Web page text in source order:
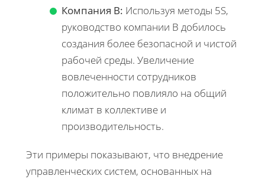
Компания В: Используя методы 5S,
руководство компании В добилось
создания более безопасной и чистой
рабочей среды. Увеличение
вовлеченности сотрудников
положительно повлияло на общий
климат в коллективе и
производительность.
Эти примеры показывают, что внедрение
управленческих систем, основанных на